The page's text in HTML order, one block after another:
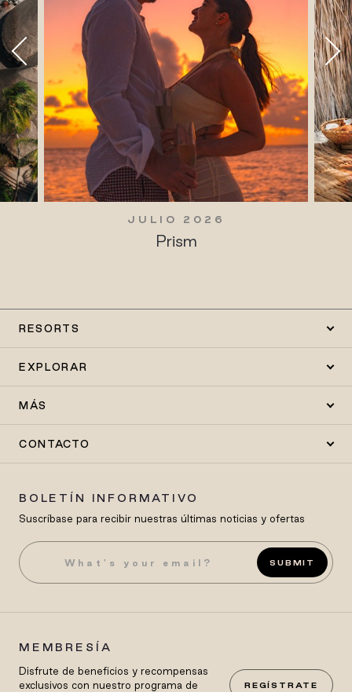
JULIO 2026
Prism
RESORTS
EXPLORAR
MÁS
CONTACTO
BOLETÍN INFORMATIVO
Suscríbase para recibir nuestras últimas noticias y ofertas
SUBMIT
MEMBRESÍA
Disfrute de beneficios y recompensas
exclusivos con nuestro programa de
REGÍSTRATE